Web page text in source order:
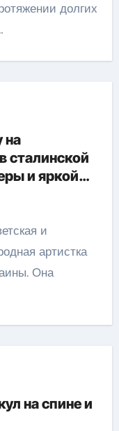
долгих
на
сталинской
и яркой
артистка
Она
на спине и